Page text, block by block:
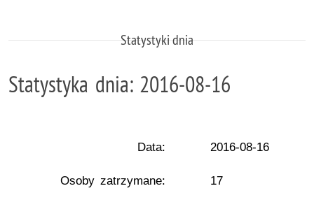
Statystyki dnia
Statystyka dnia: 2016-08-16
Data: 2016-08-16
Osoby zatrzymane: 17